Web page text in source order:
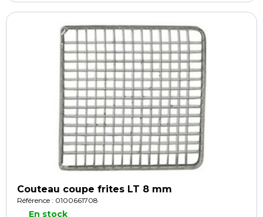
Couteau coupe frites LT 8 mm
Référence : 0100661708
En stock